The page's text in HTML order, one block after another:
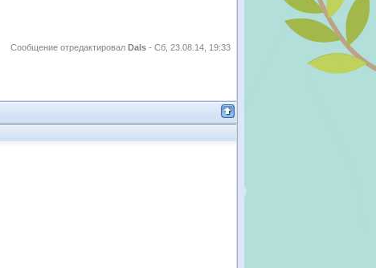
Сообщение отредактировал Dals - Сб, 23.08.14, 19:33